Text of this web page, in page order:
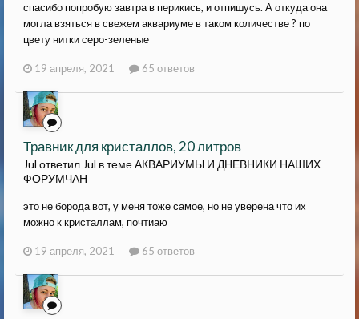
спасибо попробую завтра в перикись, и отпишусь. А откуда она
могла взяться в свежем аквариуме в таком количестве ? по
цвету нитки серо-зеленые
19 апреля, 2021 65 ответов
Травник для кристаллов, 20 литров
Jul ответил Jul в темеАКВАРИУМЫ И ДНЕВНИКИ НАШИХ
ФОРУМЧАН
это не борода вот, у меня тоже самое, но не уверена что их
можно к кристаллам, почтиаю
19 апреля, 2021 65 ответов